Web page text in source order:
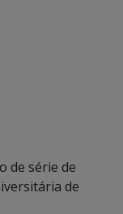
de série de
de